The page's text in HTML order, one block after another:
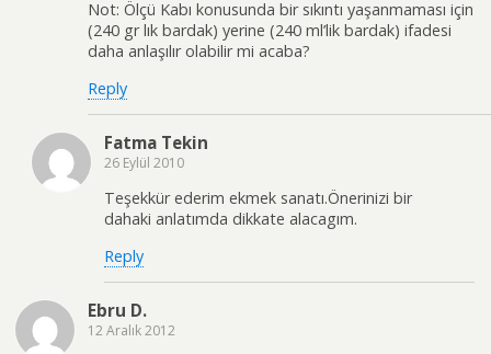
Not: Ölçü Kabı konusunda bir sıkıntı yaşanmaması için
(240 gr lık bardak) yerine (240 ml’lik bardak) ifadesi
daha anlaşılır olabilir mi acaba?
Reply
Fatma Tekin
26 Eylül 2010
Teşekkür ederim ekmek sanatı.Önerinizi bir
dahaki anlatımda dikkate alacagım.
Reply
Ebru D.
12 Aralık 2012